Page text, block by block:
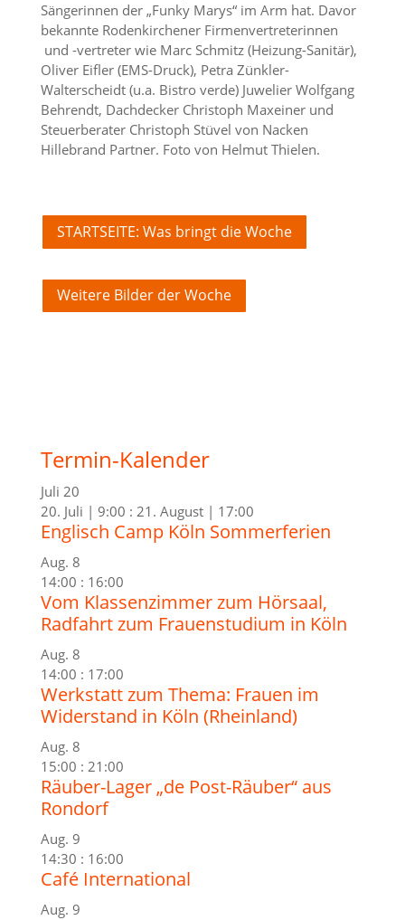
Sängerinnen der „Funky Marys“ im Arm hat. Davor
bekannte Rodenkirchener Firmenvertreterinnen
und -vertreter wie Marc Schmitz (Heizung-Sanitär),
Oliver Eifler (EMS-Druck), Petra Zünkler-
Walterscheidt (u.a. Bistro verde) Juwelier Wolfgang
Behrendt, Dachdecker Christoph Maxeiner und
Steuerberater Christoph Stüvel von Nacken
Hillebrand Partner. Foto von Helmut Thielen.
STARTSEITE: Was bringt die Woche
Weitere Bilder der Woche
Termin-Kalender
Juli 20
20. Juli | 9:00 : 21. August | 17:00
Englisch Camp Köln Sommerferien
Aug. 8
14:00 : 16:00
Vom Klassenzimmer zum Hörsaal,
Radfahrt zum Frauenstudium in Köln
Aug. 8
14:00 : 17:00
Werkstatt zum Thema: Frauen im
Widerstand in Köln (Rheinland)
Aug. 8
15:00 : 21:00
Räuber-Lager „de Post-Räuber“ aus
Rondorf
Aug. 9
14:30 : 16:00
Café International
Aug. 9